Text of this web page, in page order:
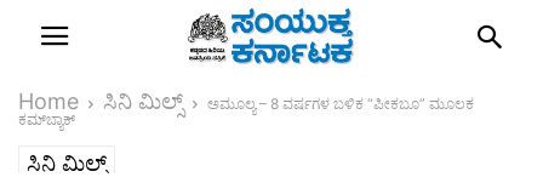
Home ಸಿನಿ ಮಿಲ್ಸ್
ಅಮೂಲ್ಯ – 8 ವರ್ಷಗಳ ಬಳಿಕ “ಪೀಕಬೂ” ಮೂಲಕ
ಕಮ್‌ಬ್ಯಾಕ್
ಸಿನಿ ಮಿಲ್ಸ್